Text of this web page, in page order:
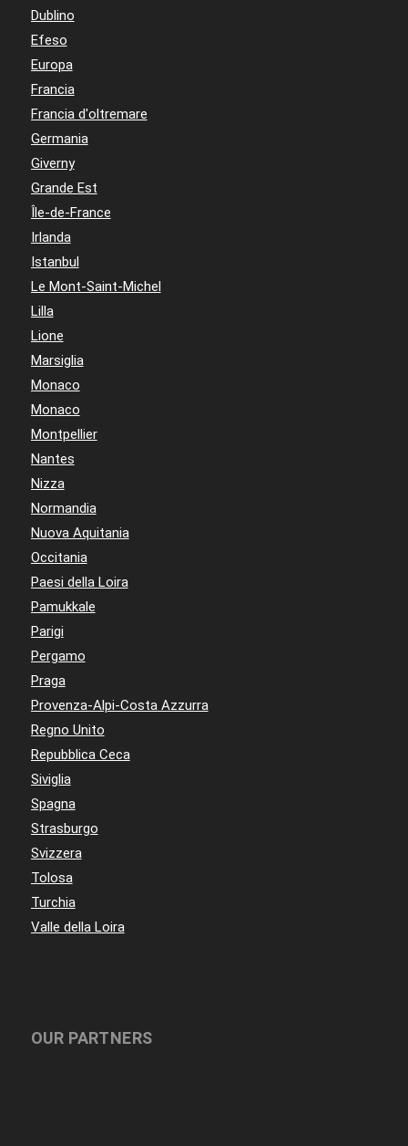
Dublino
Efeso
Europa
Francia
Francia d'oltremare
Germania
Giverny
Grande Est
Île-de-France
Irlanda
Istanbul
Le Mont-Saint-Michel
Lilla
Lione
Marsiglia
Monaco
Monaco
Montpellier
Nantes
Nizza
Normandia
Nuova Aquitania
Occitania
Paesi della Loira
Pamukkale
Parigi
Pergamo
Praga
Provenza-Alpi-Costa Azzurra
Regno Unito
Repubblica Ceca
Siviglia
Spagna
Strasburgo
Svizzera
Tolosa
Turchia
Valle della Loira
OUR PARTNERS